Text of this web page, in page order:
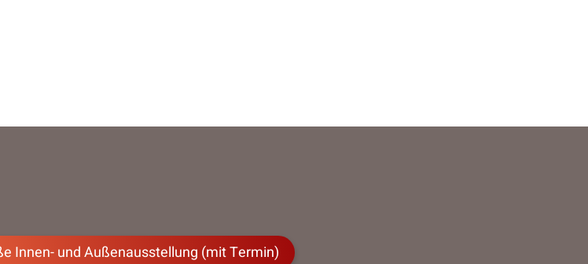
Innen- und Außenausstellung (mit Termin)